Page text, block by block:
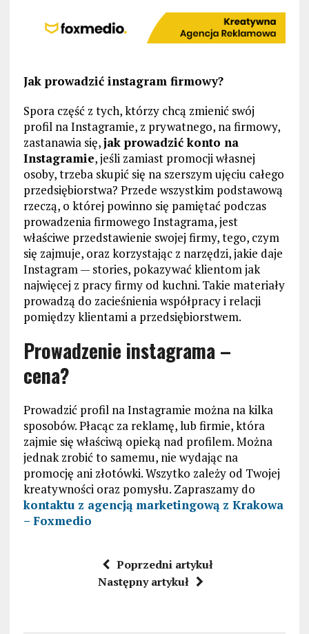
Jak prowadzić instagram firmowy?
Spora część z tych, którzy chcą zmienić swój
profil na Instagramie, z prywatnego, na firmowy,
zastanawia się,jak prowadzić konto na
Instagramie, jeśli zamiast promocji własnej
osoby, trzeba skupić się na szerszym ujęciu całego
przedsiębiorstwa? Przede wszystkim podstawową
rzeczą, o której powinno się pamiętać podczas
prowadzenia firmowego Instagrama, jest
właściwe przedstawienie swojej firmy, tego, czym
się zajmuje, oraz korzystając z narzędzi, jakie daje
Instagram — stories, pokazywać klientom jak
najwięcej z pracy firmy od kuchni. Takie materiały
prowadzą do zacieśnienia współpracy i relacji
pomiędzy klientami a przedsiębiorstwem.
Prowadzenie instagrama –
cena?
Prowadzić profil na Instagramie można na kilka
sposobów. Płacąc za reklamę, lub firmie, która
zajmie się właściwą opieką nad profilem. Można
jednak zrobić to samemu, nie wydając na
promocję ani złotówki. Wszytko zależy od Twojej
kreatywności oraz pomysłu. Zapraszamy do
kontaktu z agencją marketingową z Krakowa
– Foxmedio
Poprzedni artykuł
Następny artykuł